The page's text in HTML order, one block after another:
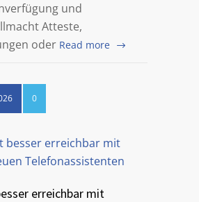
und
Atteste,
oder Read more
0
erreichbar mit